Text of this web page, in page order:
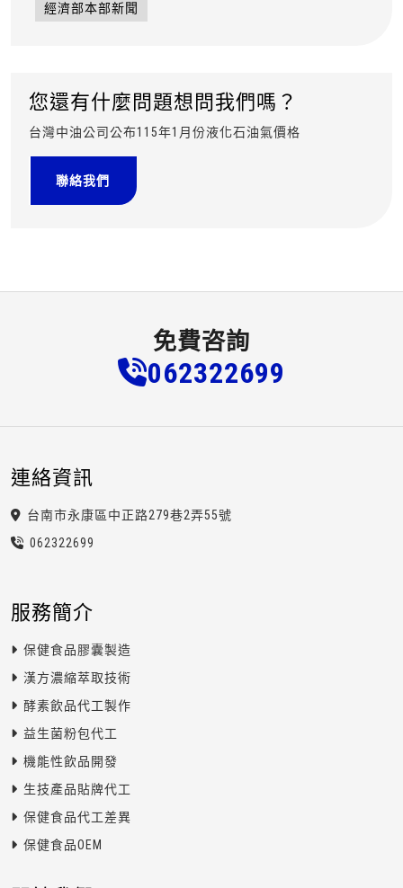
經濟部本部新聞
您還有什麼問題想問我們嗎？
台灣中油公司公布115年1月份液化石油氣價格
聯絡我們
免費咨詢
062322699
服務簡介
保健食品膠囊製造
漢方濃縮萃取技術
酵素飲品代工製作
益生菌粉包代工
機能性飲品開發
生技產品貼牌代工
保健食品代工差異
保健食品OEM
連絡資訊
台南市永康區中正路279巷2弄55號
062322699